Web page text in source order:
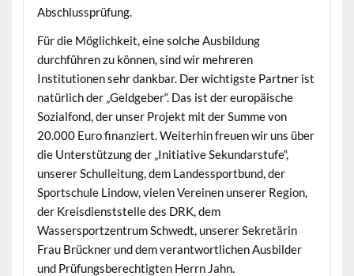
Abschlussprüfung.
Für die Möglichkeit, eine solche Ausbildung
durchführen zu können, sind wir mehreren
Institutionen sehr dankbar. Der wichtigste Partner ist
natürlich der „Geldgeber“. Das ist der europäische
Sozialfond, der unser Projekt mit der Summe von
20.000 Euro finanziert. Weiterhin freuen wir uns über
die Unterstützung der „Initiative Sekundarstufe“,
unserer Schulleitung, dem Landessportbund, der
Sportschule Lindow, vielen Vereinen unserer Region,
der Kreisdienststelle des DRK, dem
Wassersportzentrum Schwedt, unserer Sekretärin
Frau Brückner und dem verantwortlichen Ausbilder
und Prüfungsberechtigten Herrn Jahn.